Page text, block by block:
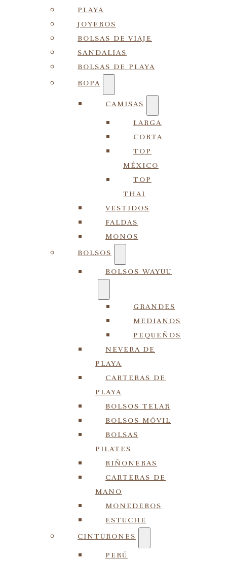
PLAYA
JOYEROS
BOLSAS DE VIAJE
SANDALIAS
BOLSAS DE PLAYA
ROPA
CAMISAS
LARGA
CORTA
TOP
MÉXICO
TOP
THAI
VESTIDOS
FALDAS
MONOS
BOLSOS
BOLSOS WAYUU
GRANDES
MEDIANOS
PEQUEÑOS
NEVERA DE
PLAYA
CARTERAS DE
PLAYA
BOLSOS TELAR
BOLSOS MÓVIL
BOLSAS
PILATES
RIÑONERAS
CARTERAS DE
MANO
MONEDEROS
ESTUCHE
CINTURONES
PERÚ